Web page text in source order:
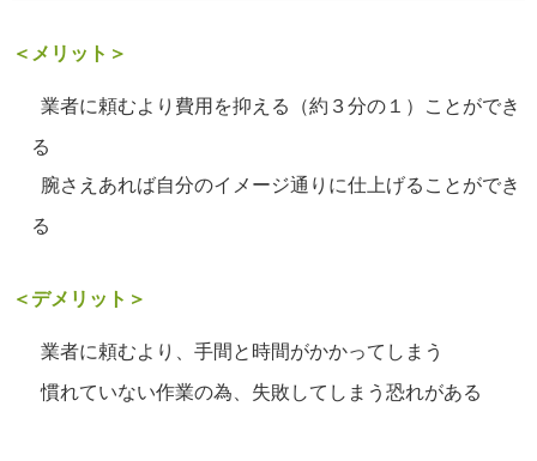
＜メリット＞
業者に頼むより費用を抑える（約３分の１）ことができ
る
腕さえあれば自分のイメージ通りに仕上げることができ
る
＜デメリット＞
業者に頼むより、手間と時間がかかってしまう
慣れていない作業の為、失敗してしまう恐れがある